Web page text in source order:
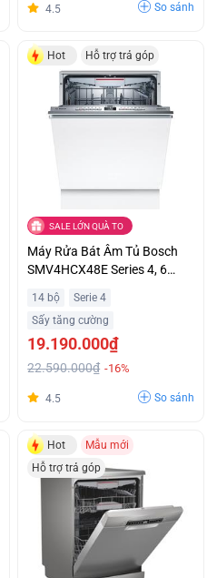
4.5 So sánh
Hot Hỗ trợ trả góp
SALE LỚN QUÀ TO
Máy Rửa Bát Âm Tủ Bosch
SMV4HCX48E Series 4, 6
Tối Ưu, Giá Siêu Ưu Đãi
14 bộ
Serie 4
Sấy tăng cường
19.190.000₫
22.590.000₫ -16%
4.5 So sánh
Hot
Mẫu mới
Hỗ trợ trả góp